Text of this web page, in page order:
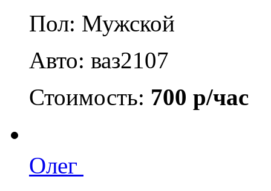
Пол: Мужской
Авто: ваз2107
Стоимость: 700 р/час
Олег